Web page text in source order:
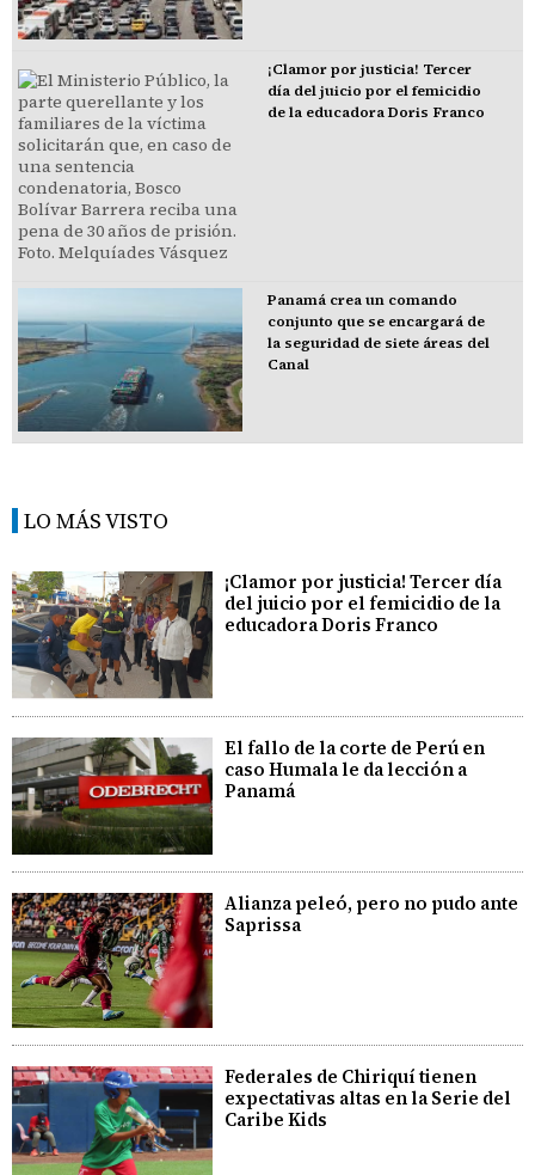
¡Clamor por justicia! Tercer
día del juicio por el femicidio
de la educadora Doris Franco
Panamá crea un comando
conjunto que se encargará de
la seguridad de siete áreas del
Canal
LO MÁS VISTO
¡Clamor por justicia! Tercer día
del juicio por el femicidio de la
educadora Doris Franco
El fallo de la corte de Perú en
caso Humala le da lección a
Panamá
Alianza peleó, pero no pudo ante
Saprissa
Federales de Chiriquí tienen
expectativas altas en la Serie del
Caribe Kids